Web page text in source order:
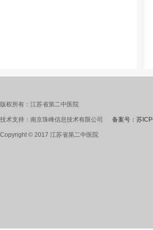
版权所有：江苏省第二中医院
技术支持：南京珠峰信息技术有限公司 备案号：苏
Copyright © 2017 江苏省第二中医院